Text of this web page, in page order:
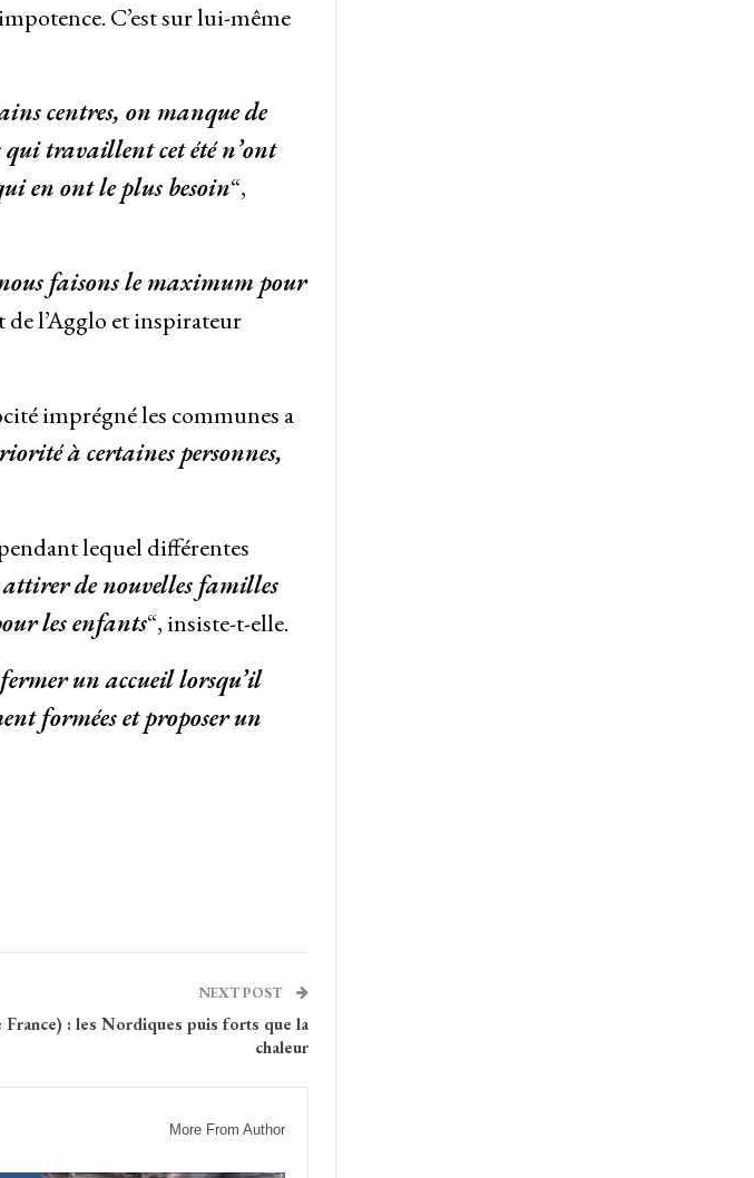
C’est sur lui-même
centres, on manque de
qui travaillent cet été n’ont
en ont le plus besoin“,
nous faisons le maximum pour
de l’Agglo et inspirateur
imprégné les communes a
à certaines personnes,
lequel différentes
de nouvelles familles
les enfants“, insiste-t-elle.
un accueil lorsqu’il
formées et proposer un
NEXT POST
France) : les Nordiques puis forts que la
chaleur
More From Author